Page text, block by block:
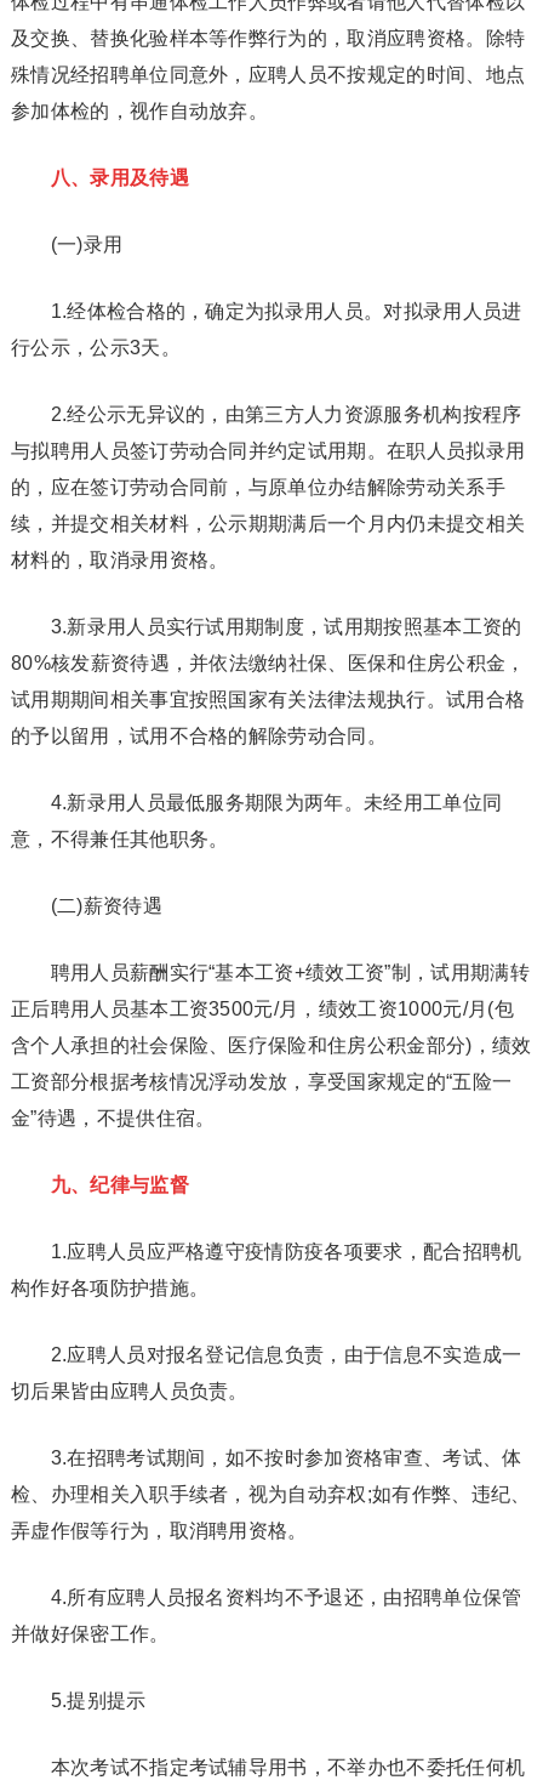
及交换、替换化验样本等作弊行为的，取消应聘资格。除特
殊情况经招聘单位同意外，应聘人员不按规定的时间、地点
参加体检的，视作自动放弃。
八、录用及待遇
(一)录用
1.经体检合格的，确定为拟录用人员。对拟录用人员进
行公示，公示3天。
2.经公示无异议的，由第三方人力资源服务机构按程序
与拟聘用人员签订劳动合同并约定试用期。在职人员拟录用
的，应在签订劳动合同前，与原单位办结解除劳动关系手
续，并提交相关材料，公示期期满后一个月内仍未提交相关
材料的，取消录用资格。
3.新录用人员实行试用期制度，试用期按照基本工资的
80%核发薪资待遇，并依法缴纳社保、医保和住房公积金，
试用期期间相关事宜按照国家有关法律法规执行。试用合格
的予以留用，试用不合格的解除劳动合同。
4.新录用人员最低服务期限为两年。未经用工单位同
意，不得兼任其他职务。
(二)薪资待遇
聘用人员薪酬实行“基本工资+绩效工资”制，试用期满转
正后聘用人员基本工资3500元/月，绩效工资1000元/月(包
含个人承担的社会保险、医疗保险和住房公积金部分)，绩效
工资部分根据考核情况浮动发放，享受国家规定的“五险一
金”待遇，不提供住宿。
九、纪律与监督
1.应聘人员应严格遵守疫情防疫各项要求，配合招聘机
构作好各项防护措施。
2.应聘人员对报名登记信息负责，由于信息不实造成一
切后果皆由应聘人员负责。
3.在招聘考试期间，如不按时参加资格审查、考试、体
检、办理相关入职手续者，视为自动弃权;如有作弊、违纪、
弄虚作假等行为，取消聘用资格。
4.所有应聘人员报名资料均不予退还，由招聘单位保管
并做好保密工作。
5.提别提示
本次考试不指定考试辅导用书，不举办也不委托任何机